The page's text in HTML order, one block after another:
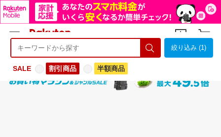
ようこそ 楽天市場へ ログイン
絞り込み (1)
SALE 割引商品 半額商品